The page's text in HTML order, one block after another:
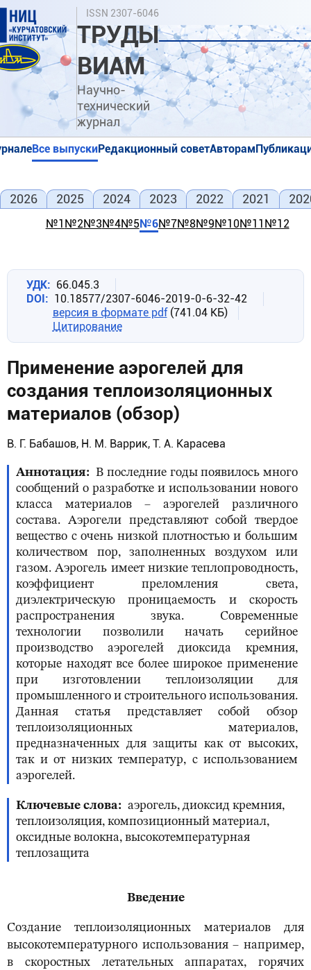
Перейти
основному
содержанию
ISSN 2307-6046
ТРУДЫ
ВИАМ
Научно-
технический
журнал
Поиск
Все выпускиРедакционный советАвторам
2026 2025 2024 2023 2022 2021
№1 №2№3№4№5№6№7№8№9№10№11 №12
УДК
66.045.3
DOI
10.18577/2307-6046-2019-0-6-32-42
версия в формате pdf (741.04 КБ)
Цитирование
Применение аэрогелей для
создания теплоизоляционных
материалов (обзор)
В. Г. Бабашов, Н. М. Варрик, Т. А. Карасева
Аннотация
В последние годы появилось много
сообщений о разработке и использовании нового
класса материалов – аэрогелей различного
состава. Аэрогели представляют собой твердое
вещество с очень низкой плотностью и большим
количеством пор, заполненных воздухом или
газом. Аэрогель имеет низкие теплопроводность,
коэффициент преломления света,
диэлектрическую проницаемость и скорость
распространения звука. Современные
технологии позволили начать серийное
производство аэрогелей диоксида кремния,
которые находят все более широкое применение
при изготовлении теплоизоляции для
промышленного и строительного использования.
Данная статья представляет собой обзор
теплоизоляционных материалов,
предназначенных для защиты как от высоких,
так и от низких температур, с использованием
аэрогелей.
Ключевые слова
аэрогель, диоксид кремния,
теплоизоляция, композиционный материал,
оксидные волокна, высокотемпературная
теплозащита
Введение
Создание теплоизоляционных материалов для
высокотемпературного использования – например,
в скоростных летательных аппаратах, горячих